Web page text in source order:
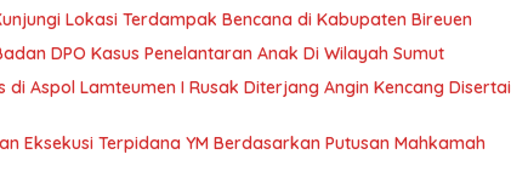
Lokasi Terdampak Bencana di Kabupaten Bireuen
DPO Kasus Penelantaran Anak Di Wilayah Sumut
Aspol Lamteumen I Rusak Diterjang Angin Kencang Disertai
Eksekusi Terpidana YM Berdasarkan Putusan Mahkamah